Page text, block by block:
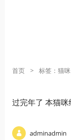
首页 > 标签：猫咪
过完年了 本猫
adminadmin